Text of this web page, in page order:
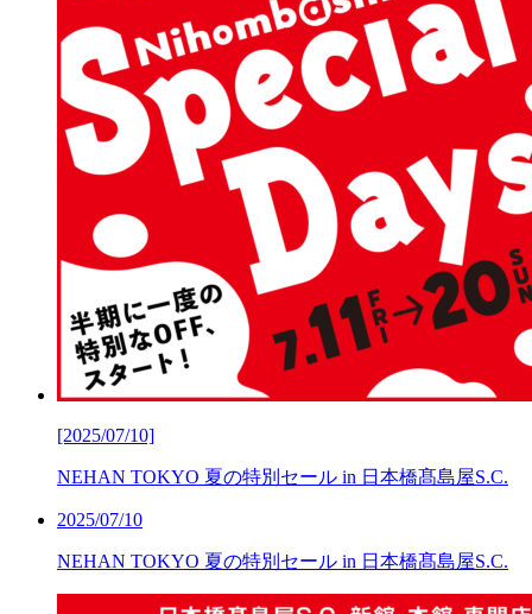
[2025/07/10]
NEHAN TOKYO 夏の特別セール in 日本橋髙島屋S.C.
2025/07/10
NEHAN TOKYO 夏の特別セール in 日本橋髙島屋S.C.